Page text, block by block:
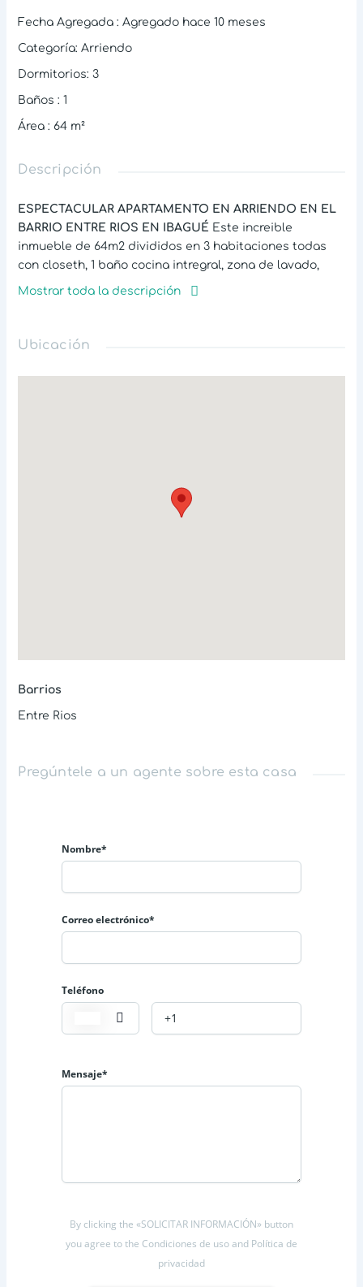
Fecha Agregada: Agregado hace 10 meses
Categoría: Arriendo
Dormitorios: 3
Baños: 1
Área: 64 m²
Descripción
ESPECTACULAR APARTAMENTO EN ARRIENDO EN EL
BARRIO ENTRE RIOS EN IBAGUÉ Este increible
inmueble de 64m2 divididos en 3 habitaciones todas
con closeth, 1 baño cocina intregral, zona de lavado,
sala comedor con ventana balcon con vista hacia el
con un clima ideal gran corriente de ventlacion y luz
encuentras variedad de rutas de transporte publico,
Mostrar toda la descripción
Ubicación
Barrios
Entre Rios
Pregúntele a un agente sobre esta casa
Nombre*
Correo electrónico*
Teléfono
Mensaje*
By clicking the «SOLICITAR INFORMACIÓN» button
you agree to the Condiciones de uso and Política de
privacidad